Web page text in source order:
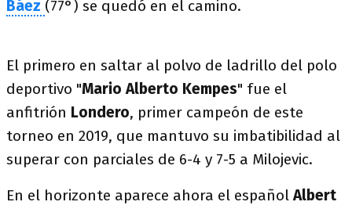
Báez (77°) se quedó en el camino.
El primero en saltar al polvo de ladrillo del polo
deportivo "Mario Alberto Kempes" fue el
anfitrión Londero, primer campeón de este
torneo en 2019, que mantuvo su imbatibilidad al
superar con parciales de 6-4 y 7-5 a Milojevic.
En el horizonte aparece ahora el españolAlbert